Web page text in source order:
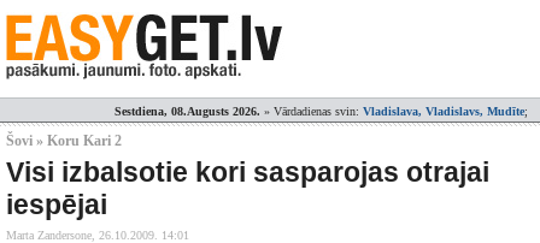
Sestdiena, 08.Augusts 2026. » Vārdadienas svin: Vladislava, Vladislavs, Mudīte;
Šovi » Koru Kari 2
Visi izbalsotie kori sasparojas otrajai
iespējai
Marta Zandersone, 26.10.2009. 14:01